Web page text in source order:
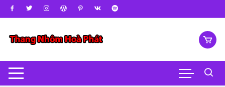
Chuyển
tới
dung